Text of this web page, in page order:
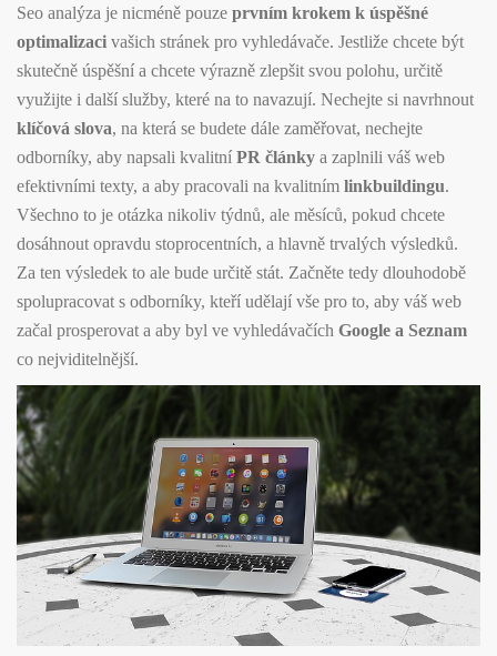
Seo analýza je nicméně pouze prvním krokem k úspěšné
optimalizaci vašich stránek pro vyhledávače. Jestliže chcete být
skutečně úspěšní a chcete výrazně zlepšit svou polohu, určitě
využijte i další služby, které na to navazují. Nechejte si navrhnout
klíčová slova, na která se budete dále zaměřovat, nechejte
odborníky, aby napsali kvalitní PR články a zaplnili váš web
efektivními texty, a aby pracovali na kvalitním linkbuildingu.
Všechno to je otázka nikoliv týdnů, ale měsíců, pokud chcete
dosáhnout opravdu stoprocentních, a hlavně trvalých výsledků.
Za ten výsledek to ale bude určitě stát. Začněte tedy dlouhodobě
spolupracovat s odborníky, kteří udělají vše pro to, aby váš web
začal prosperovat a aby byl ve vyhledávačích Google a Seznam
co nejviditelnější.